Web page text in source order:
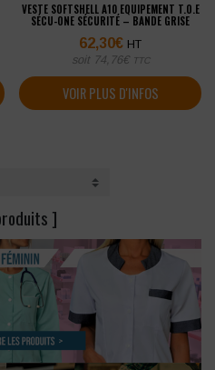
VESTE SOFTSHELL A10 EQUIPEMENT T.O.E
SÉCU-ONE SÉCURITÉ – BANDE GRISE
62,30€ HT
soit 74,76€ TTC
VOIR PLUS D'INFOS
]